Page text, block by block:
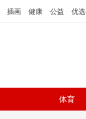
插画 健康 公益 优选
体育